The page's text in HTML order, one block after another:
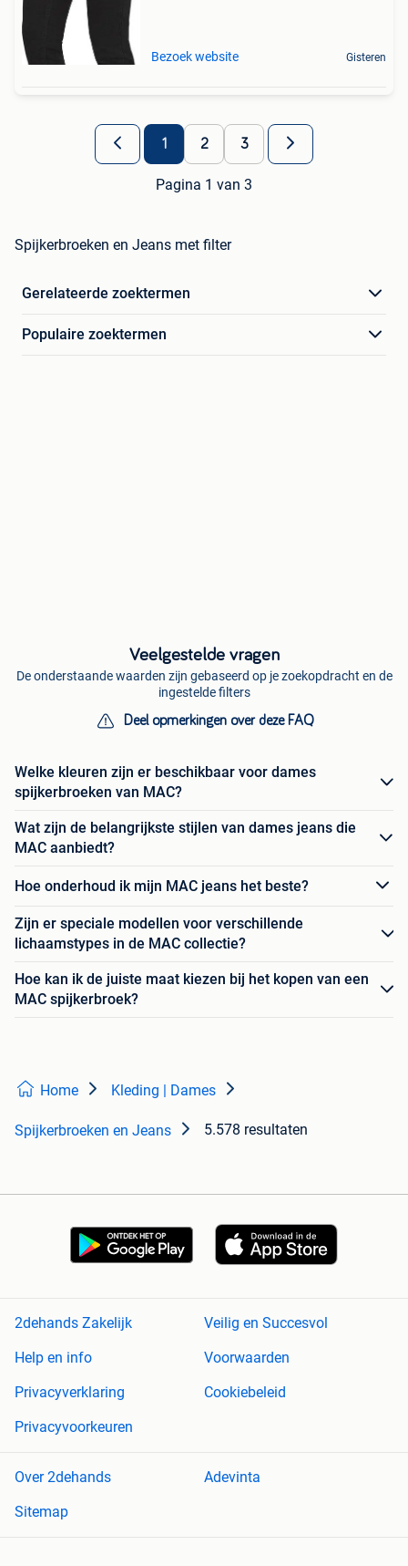
Bezoek website Gisteren
1 2 3
Pagina 1 van 3
Spijkerbroeken en Jeans met filter
Gerelateerde zoektermen
Populaire zoektermen
Veelgestelde vragen
De onderstaande waarden zijn gebaseerd op je zoekopdracht en de
ingestelde filters
Deel opmerkingen over deze FAQ
Welke kleuren zijn er beschikbaar voor dames
spijkerbroeken van MAC?
Wat zijn de belangrijkste stijlen van dames jeans die
MAC aanbiedt?
Hoe onderhoud ik mijn MAC jeans het beste?
Zijn er speciale modellen voor verschillende
lichaamstypes in de MAC collectie?
Hoe kan ik de juiste maat kiezen bij het kopen van een
MAC spijkerbroek?
Home Kleding | Dames
Spijkerbroeken en Jeans 5.578 resultaten
2dehands Zakelijk
Veilig en Succesvol
Help en info
Voorwaarden
Privacyverklaring
Cookiebeleid
Privacyvoorkeuren
Over 2dehands
Adevinta
Sitemap